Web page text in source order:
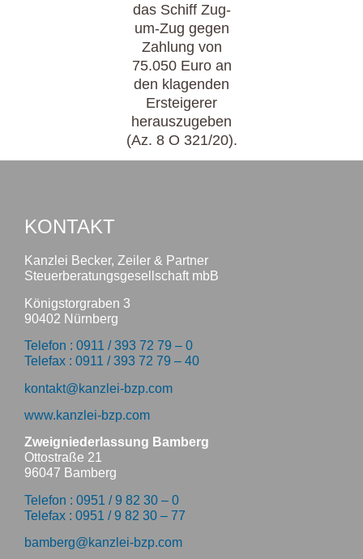
das Schiff Zug-
um-Zug gegen
Zahlung von
75.050 Euro an
den klagenden
Ersteigerer
herauszugeben
(Az. 8 O 321/20).
KONTAKT
Kanzlei Becker, Zeiler & Partner
Steuerberatungsgesellschaft mbB
Königstorgraben 3
90402 Nürnberg
Telefon : 0911 / 393 72 79 – 0
Telefax : 0911 / 393 72 79 – 40
kontakt@kanzlei-bzp.com
www.kanzlei-bzp.com
Zweigniederlassung Bamberg
Ottostraße 21
96047 Bamberg
Telefon : 0951 / 9 82 30 – 0
Telefax : 0951 / 9 82 30 – 77
bamberg@kanzlei-bzp.com